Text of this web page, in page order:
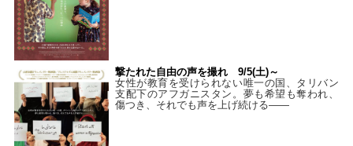
撃たれた自由の声を撮れ 9/5(土)～
女性が教育を受けられない唯一の国、タリバン
支配下のアフガニスタン。夢も希望も奪われ、
傷つき、それでも声を上げ続ける——